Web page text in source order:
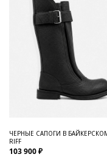
ЧЕРНЫЕ САПОГИ В
RIFF
103 900 ₽